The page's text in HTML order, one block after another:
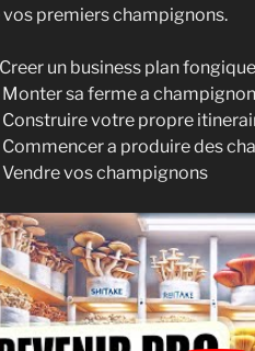
premiers champignons.
Creer un business plan fongique
Monter sa ferme a
Construire votre propre
Commencer a produire des
Vendre vos champignons